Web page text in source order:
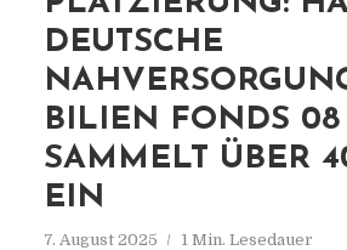
DEUTSCHE
BILIEN FONDS 08
SAMMELT ÜBER
EIN
7. August 2025 1 Min. Lesedauer